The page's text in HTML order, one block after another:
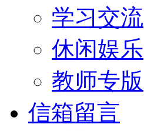
学习交流
休闲娱乐
教师专版
信箱留言